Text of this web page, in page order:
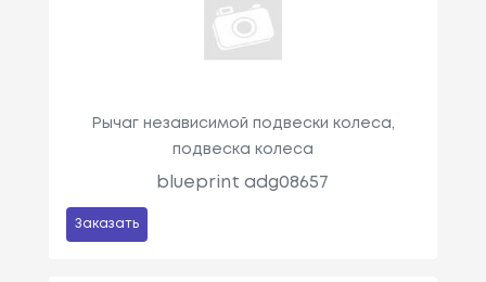
Рычаг независимой подвески колеса,
подвеска колеса
blueprint adg08657
Заказать